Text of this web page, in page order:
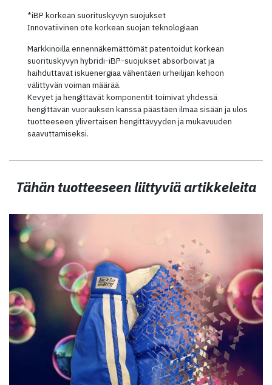
*iBP korkean suorituskyvyn suojukset
Innovatiivinen ote korkean suojan teknologiaan
Markkinoilla ennennäkemättömät patentoidut korkean
suorituskyvyn hybridi-iBP-suojukset absorboivat ja
haihduttavat iskuenergiaa vähentäen urheilijan kehoon
välittyvän voiman määrää.
Kevyet ja hengittävät komponentit toimivat yhdessä
hengittävän vuorauksen kanssa päästäen ilmaa sisään ja ulos
tuotteeseen ylivertaisen hengittävyyden ja mukavuuden
saavuttamiseksi.
Tähän tuotteeseen liittyviä artikkeleita